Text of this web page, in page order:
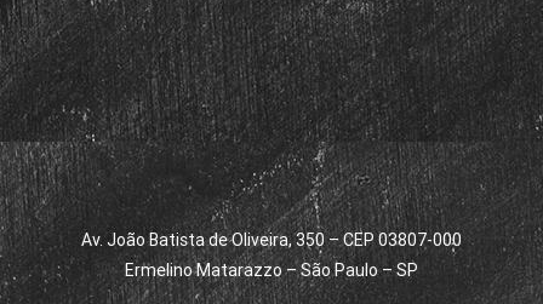
Av. João Batista de Oliveira, 350 – CEP 03807-000
Ermelino Matarazzo – São Paulo – SP